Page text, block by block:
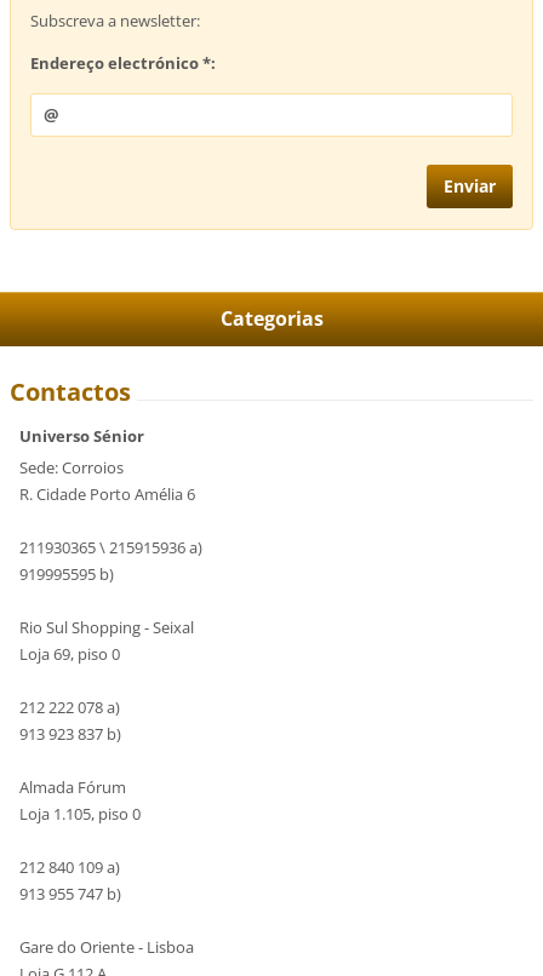
Subscreva a newsletter:
Endereço electrónico *:
Categorias
Contactos
Universo Sénior
Sede: Corroios
R. Cidade Porto Amélia 6
211930365 \ 215915936 a)
919995595 b)
Rio Sul Shopping - Seixal
Loja 69, piso 0
212 222 078 a)
913 923 837 b)
Almada Fórum
Loja 1.105, piso 0
212 840 109 a)
913 955 747 b)
Gare do Oriente - Lisboa